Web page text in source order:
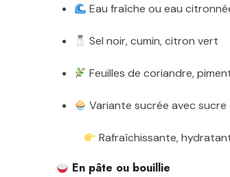
Eau fraîche ou eau
Sel noir, cumin, citron vert
Feuilles de coriandre,
Variante sucrée avec sucre
Rafraîchissante,
En pâte ou bouillie